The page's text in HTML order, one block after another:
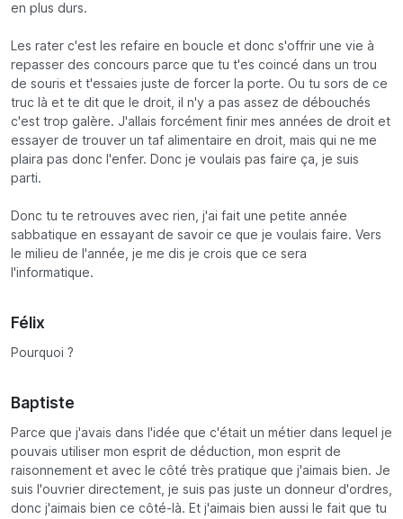
en plus durs.
Les rater c'est les refaire en boucle et donc s'offrir une vie à
repasser des concours parce que tu t'es coincé dans un trou
de souris et t'essaies juste de forcer la porte. Ou tu sors de ce
truc là et te dit que le droit, il n'y a pas assez de débouchés
c'est trop galère. J'allais forcément finir mes années de droit et
essayer de trouver un taf alimentaire en droit, mais qui ne me
plaira pas donc l'enfer. Donc je voulais pas faire ça, je suis
parti.
Donc tu te retrouves avec rien, j'ai fait une petite année
sabbatique en essayant de savoir ce que je voulais faire. Vers
le milieu de l'année, je me dis je crois que ce sera
l'informatique.
Félix
Pourquoi ?
Baptiste
Parce que j'avais dans l'idée que c'était un métier dans lequel je
pouvais utiliser mon esprit de déduction, mon esprit de
raisonnement et avec le côté très pratique que j'aimais bien. Je
suis l'ouvrier directement, je suis pas juste un donneur d'ordres,
donc j'aimais bien ce côté-là. Et j'aimais bien aussi le fait que tu